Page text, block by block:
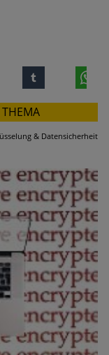
tumblr
& Datensicherheit